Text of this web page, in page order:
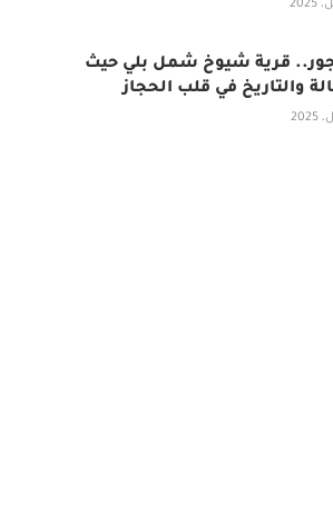
قرية شيوخ شمل بلي حيث
والتاريخ في قلب الحجاز